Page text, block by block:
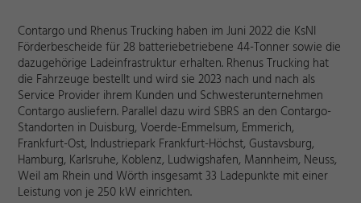
Contargo und Rhenus Trucking haben im Juni 2022 die KsNI
Förderbescheide für 28 batteriebetriebene 44-Tonner sowie die
dazugehörige Ladeinfrastrukturerhalten. Rhenus Trucking hat
die Fahrzeuge bestellt und wird sie 2023 nach und nach als
Service Provider ihrem Kunden und Schwesterunternehmen
Contargo ausliefern. Parallel dazu wird SBRS an den Contargo-
Standorten in Duisburg, Voerde-Emmelsum, Emmerich,
Frankfurt-Ost, Industriepark Frankfurt-Höchst, Gustavsburg,
Hamburg, Karlsruhe, Koblenz, Ludwigshafen, Mannheim, Neuss,
Weil am Rhein und Wörth insgesamt 33 Ladepunkte mit einer
Leistung von je 250 kW einrichten.